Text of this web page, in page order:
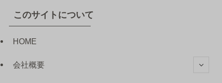
このサイトについて
HOME
会社概要